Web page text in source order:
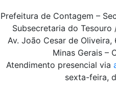
Prefeitura de Contagem –
Subsecretaria do
Av. João Cesar de Oliveira,
Minas Gerais –
Atendimento presencial via
sexta-feira,